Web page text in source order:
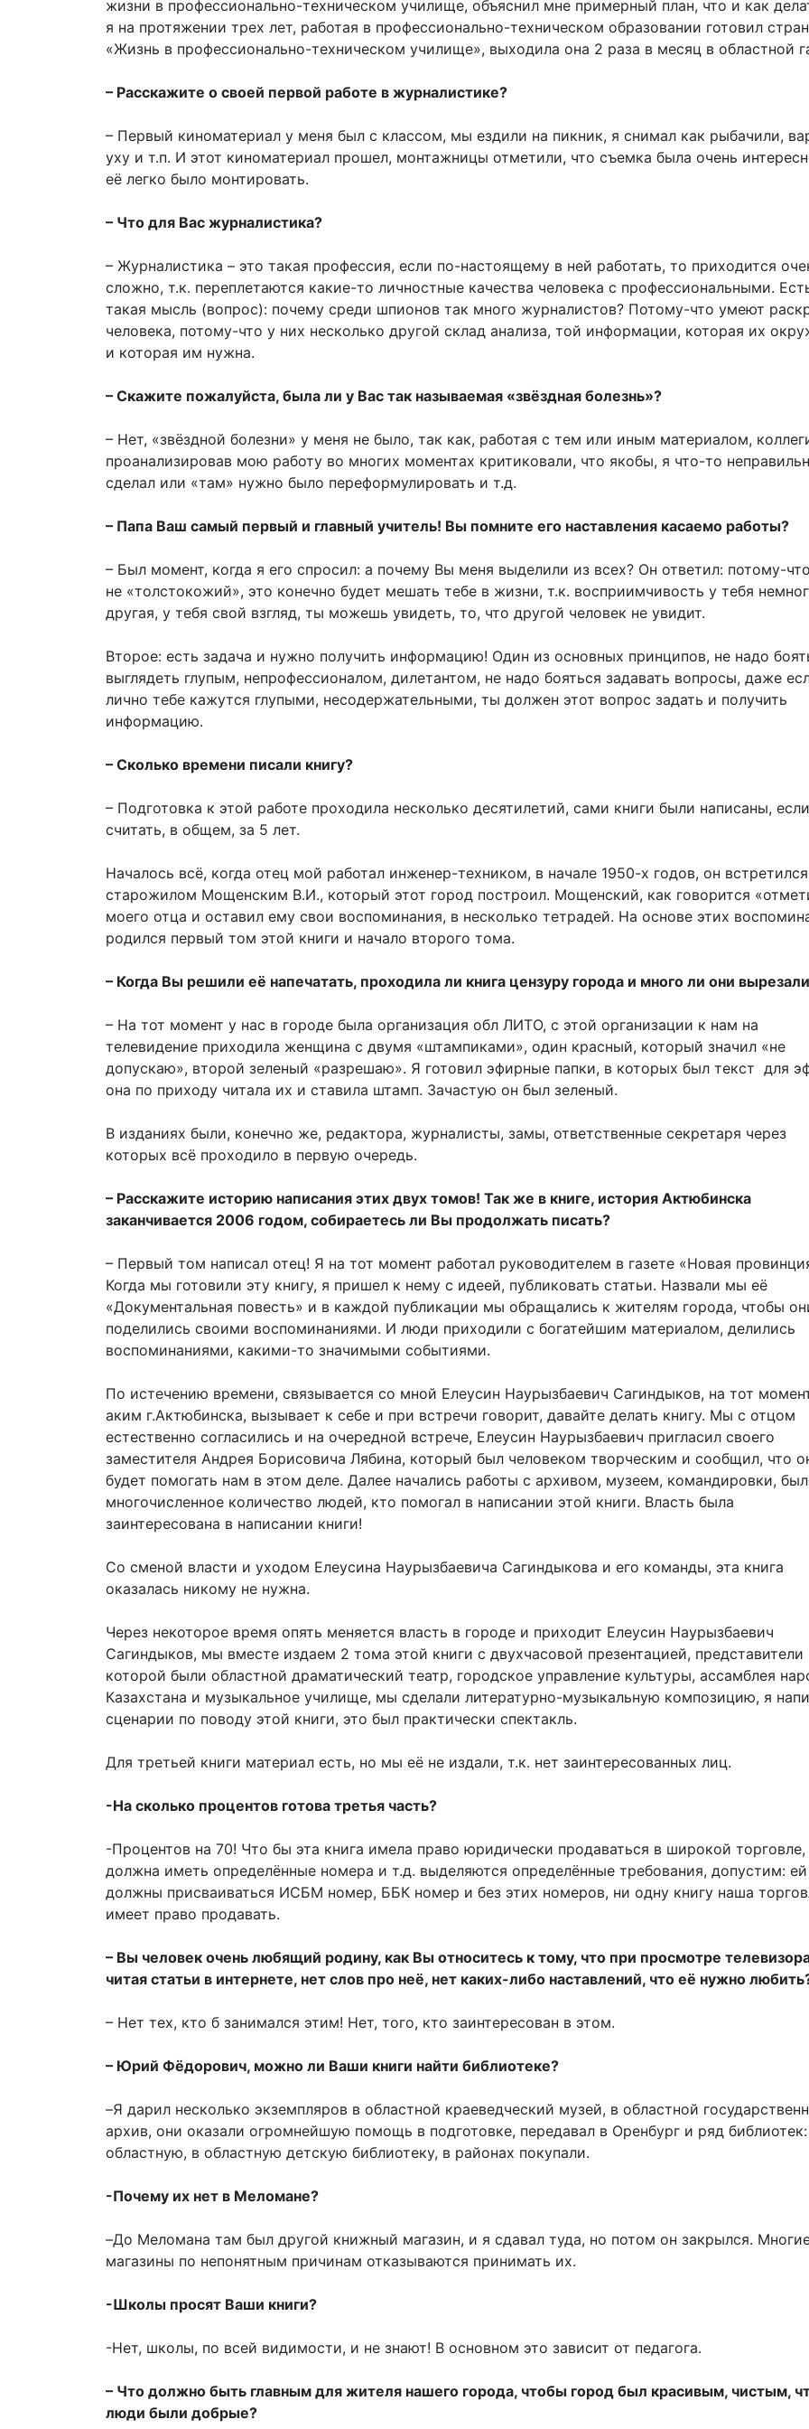
жизни в профессионально-техническом училище, объяснил мне примерный план, что и как
я на протяжении трех лет, работая в профессионально-техническом образовании готовил
«Жизнь в профессионально-техническом училище», выходила она 2 раза в месяц в областной
– Расскажите о своей первой работе в журналистике?
– Первый киноматериал у меня был с классом, мы ездили на пикник, я снимал как рыбачили,
уху и т.п. И этот киноматериал прошел, монтажницы отметили, что съемка была очень
её легко было монтировать.
– Что для Вас журналистика?
– Журналистика – это такая профессия, если по-настоящему в ней работать, то приходится
сложно, т.к. переплетаются какие-то личностные качества человека с профессиональными.
такая мысль (вопрос): почему среди шпионов так много журналистов? Потому-что умеют
человека, потому-что у них несколько другой склад анализа, той информации, которая их
и которая им нужна.
– Скажите пожалуйста, была ли у Вас так называемая «звёздная болезнь»?
– Нет, «звёздной болезни» у меня не было, так как, работая с тем или иным материалом,
проанализировав мою работу во многих моментах критиковали, что якобы, я что-то
сделал или «там» нужно было переформулировать и т.д.
– Папа Ваш самый первый и главный учитель! Вы помните его наставления касаемо работы?
– Был момент, когда я его спросил: а почему Вы меня выделили из всех? Он ответил: потому-
не «толстокожий», это конечно будет мешать тебе в жизни, т.к. восприимчивость у тебя
другая, у тебя свой взгляд, ты можешь увидеть, то, что другой человек не увидит.
Второе: есть задача и нужно получить информацию! Один из основных принципов, не надо
выглядеть глупым, непрофессионалом, дилетантом, не надо бояться задавать вопросы, даже
лично тебе кажутся глупыми, несодержательными, ты должен этот вопрос задать и получить
информацию.
– Сколько времени писали книгу?
– Подготовка к этой работе проходила несколько десятилетий, сами книги были написаны, если
считать, в общем, за 5 лет.
Началось всё, когда отец мой работал инженер-техником, в начале 1950-х годов, он
старожилом Мощенским В.И., который этот город построил. Мощенский, как говорится
моего отца и оставил ему свои воспоминания, в несколько тетрадей. На основе этих
родился первый том этой книги и начало второго тома.
– Когда Вы решили её напечатать, проходила ли книга цензуру города и много ли они
– На тот момент у нас в городе была организация обл ЛИТО, с этой организации к нам на
телевидение приходила женщина с двумя «штампиками», один красный, который значил «не
допускаю», второй зеленый «разрешаю». Я готовил эфирные папки, в которых был текст для
она по приходу читала их и ставила штамп. Зачастую он был зеленый.
В изданиях были, конечно же, редактора, журналисты, замы, ответственные секретаря через
которых всё проходило в первую очередь.
– Расскажите историю написания этих двух томов! Так же в книге, история Актюбинска
заканчивается 2006 годом, собираетесь ли Вы продолжать писать?
– Первый том написал отец! Я на тот момент работал руководителем в газете «Новая
Когда мы готовили эту книгу, я пришел к нему с идеей, публиковать статьи. Назвали мы её
«Документальная повесть» и в каждой публикации мы обращались к жителям города, чтобы
поделились своими воспоминаниями. И люди приходили с богатейшим материалом, делились
воспоминаниями, какими-то значимыми событиями.
По истечению времени, связывается со мной Елеусин Наурызбаевич Сагиндыков, на тот
аким г.Актюбинска, вызывает к себе и при встречи говорит, давайте делать книгу. Мы с отцом
естественно согласились и на очередной встрече, Елеусин Наурызбаевич пригласил своего
заместителя Андрея Борисовича Лябина, который был человеком творческим и сообщил, что
будет помогать нам в этом деле. Далее начались работы с архивом, музеем, командировки,
многочисленное количество людей, кто помогал в написании этой книги. Власть была
заинтересована в написании книги!
Со сменой власти и уходом Елеусина Наурызбаевича Сагиндыкова и его команды, эта книга
оказалась никому не нужна.
Через некоторое время опять меняется власть в городе и приходит Елеусин Наурызбаевич
Сагиндыков, мы вместе издаем 2 тома этой книги с двухчасовой презентацией, представители
которой были областной драматический театр, городское управление культуры, ассамблея
Казахстана и музыкальное училище, мы сделали литературно-музыкальную композицию, я
сценарии по поводу этой книги, это был практически спектакль.
Для третьей книги материал есть, но мы её не издали, т.к. нет заинтересованных лиц.
-На сколько процентов готова третья часть?
-Процентов на 70! Что бы эта книга имела право юридически продаваться в широкой торговле,
должна иметь определённые номера и т.д. выделяются определённые требования, допустим: ей
должны присваиваться ИСБМ номер, ББК номер и без этих номеров, ни одну книгу наша
имеет право продавать.
– Вы человек очень любящий родину, как Вы относитесь к тому, что при просмотре
читая статьи в интернете, нет слов про неё, нет каких-либо наставлений, что её нужно
– Нет тех, кто б занимался этим! Нет, того, кто заинтересован в этом.
– Юрий Фёдорович, можно ли Ваши книги найти библиотеке?
–Я дарил несколько экземпляров в областной краеведческий музей, в областной
архив, они оказали огромнейшую помощь в подготовке, передавал в Оренбург и ряд
областную, в областную детскую библиотеку, в районах покупали.
-Почему их нет в Меломане?
–До Меломана там был другой книжный магазин, и я сдавал туда, но потом он закрылся.
магазины по непонятным причинам отказываются принимать их.
-Школы просят Ваши книги?
-Нет, школы, по всей видимости, и не знают! В основном это зависит от педагога.
– Что должно быть главным для жителя нашего города, чтобы город был красивым, чистым,
люди были добрые?